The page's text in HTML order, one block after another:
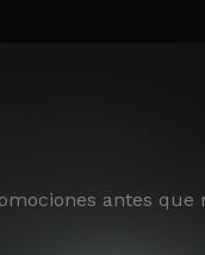
antes que